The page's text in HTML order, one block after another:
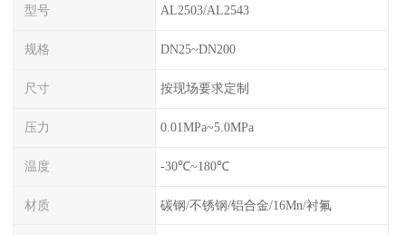
型号 AL2503/AL2543
规格 DN25~DN200
尺寸 按现场要求定制
压力 0.01MPa~5.0MPa
温度 -30℃~180℃
材质 碳钢/不锈钢/铝合金/16Mn/衬氟